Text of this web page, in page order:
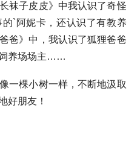
袜子皮皮》中我认识了奇怪
`阿妮卡，还认识了有教养
爸》中，我认识了狐狸爸爸
饲养场场主……
一棵小树一样，不断地汲取
好朋友！